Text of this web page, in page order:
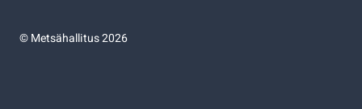
©Metsähallitus 2026